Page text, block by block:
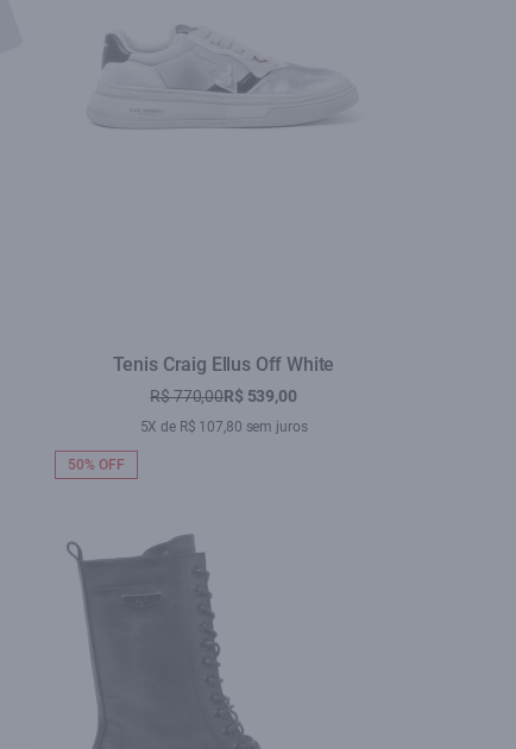
Tenis Craig Ellus Off White
R$ 770,00R$ 539,00
5X de R$ 107,80 sem juros
50% OFF